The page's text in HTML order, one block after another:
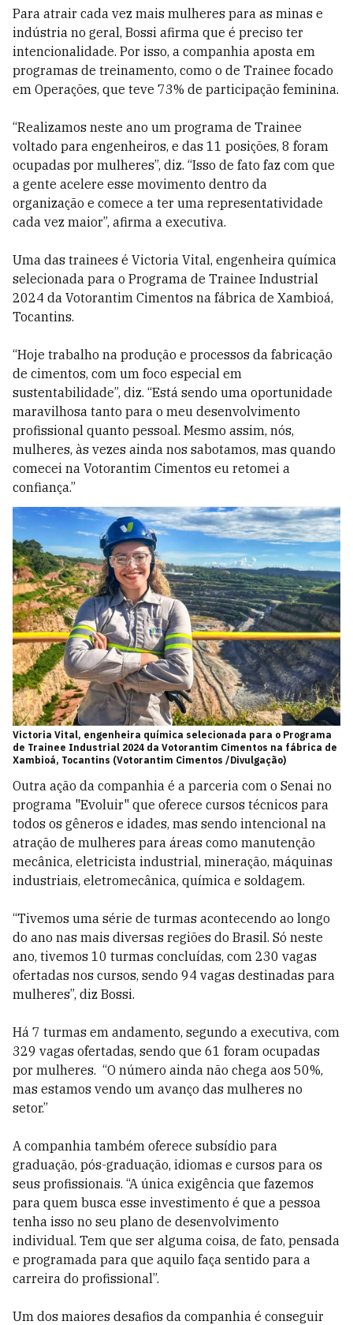
Para atrair cada vez mais mulheres para as minas e
indústria no geral, Bossi afirma que é preciso ter
intencionalidade. Por isso, a companhia aposta em
programas de treinamento, como o de Trainee focado
em Operações, que teve 73% de participação feminina.
“Realizamos neste ano um programa de Trainee
voltado para engenheiros, e das 11 posições, 8 foram
ocupadas por mulheres”, diz. “Isso de fato faz com que
a gente acelere esse movimento dentro da
organização e comece a ter uma representatividade
cada vez maior”, afirma a executiva.
Uma das trainees é Victoria Vital, engenheira química
selecionada para o Programa de Trainee Industrial
2024 da Votorantim Cimentos na fábrica de Xambioá,
Tocantins.
“Hoje trabalho na produção e processos da fabricação
de cimentos, com um foco especial em
sustentabilidade”, diz. “Está sendo uma oportunidade
maravilhosa tanto para o meu desenvolvimento
profissional quanto pessoal. Mesmo assim, nós,
mulheres, às vezes ainda nos sabotamos, mas quando
comecei na Votorantim Cimentos eu retomei a
confiança.”
Victoria Vital, engenheira química selecionada para o Programa
de Trainee Industrial 2024 da Votorantim Cimentos na fábrica de
Xambioá, Tocantins (Votorantim Cimentos /Divulgação)
Outra ação da companhia é a parceria com o Senai no
programa "Evoluir" que oferece cursos técnicos para
todos os gêneros e idades, mas sendo intencional na
atração de mulheres para áreas como manutenção
mecânica, eletricista industrial, mineração, máquinas
industriais, eletromecânica, química e soldagem.
“Tivemos uma série de turmas acontecendo ao longo
do ano nas mais diversas regiões do Brasil. Só neste
ano, tivemos 10 turmas concluídas, com 230 vagas
ofertadas nos cursos, sendo 94 vagas destinadas para
mulheres”, diz Bossi.
Há 7 turmas em andamento, segundo a executiva, com
329 vagas ofertadas, sendo que 61 foram ocupadas
por mulheres. “O número ainda não chega aos 50%,
mas estamos vendo um avanço das mulheres no
setor.”
A companhia também oferece subsídio para
graduação, pós-graduação, idiomas e cursos para os
seus profissionais. “A única exigência que fazemos
para quem busca esse investimento é que a pessoa
tenha isso no seu plano de desenvolvimento
individual. Tem que ser alguma coisa, de fato, pensada
e programada para que aquilo faça sentido para a
carreira do profissional”.
Um dos maiores desafios da companhia é conseguir